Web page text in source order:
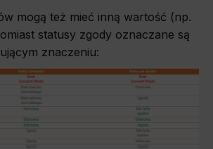
mogą też mieć inną wartość (np.
statusy zgody oznaczane są
znaczeniu: